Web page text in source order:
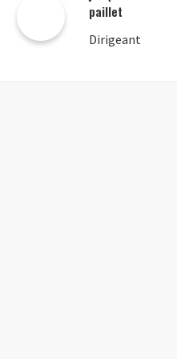
paillet
Dirigeant